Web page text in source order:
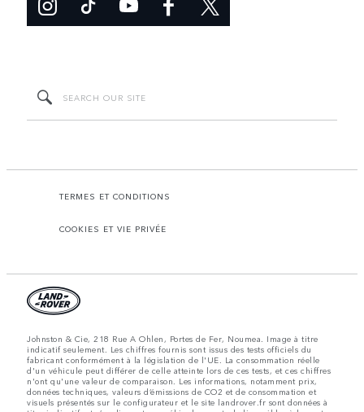
TERMES ET CONDITIONS
COOKIES ET VIE PRIVÉE
Johnston & Cie, 218 Rue A Ohlen, Portes de Fer, Noumea. Image à titre
indicatif seulement. Les chiffres fournis sont issus des tests officiels du
fabricant conformément à la législation de l'UE. La consommation réelle
d'un véhicule peut différer de celle atteinte lors de ces tests, et ces chiffres
n'ont qu'une valeur de comparaison. Les informations, notamment prix,
données techniques, valeurs d’émissions de CO2 et de consommation et
visuels présentés sur le configurateur et le site landrover.fr sont données à